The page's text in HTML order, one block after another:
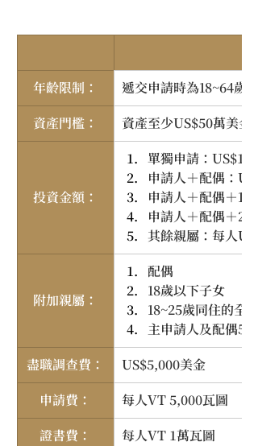
年齡限制：
遞交申請時為18~64歲
資產門檻：
資產至少US$50萬美
投資金額：
單獨申請：US$13
申請人＋配偶：
申請人＋配偶＋1
申請人＋配偶＋2
其餘親屬：每人
附加親屬：
配偶
18歲以下子女
18~25歲同住的全
主申請人及配偶
盡職調查費：
US$5,000美金
申請費：
每人VT 5,000瓦圖
證書費：
每人VT 1萬瓦圖